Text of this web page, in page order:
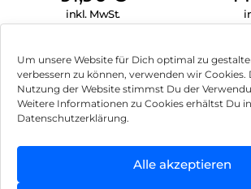
Um unsere Website für Dich optimal zu
verbessern zu können, verwenden wir
Nutzung der Website stimmst Du der
Weitere Informationen zu Cookies erhältst Du
Datenschutzerklärung.
Alle akzeptieren
inkl. MwSt.
Impressum